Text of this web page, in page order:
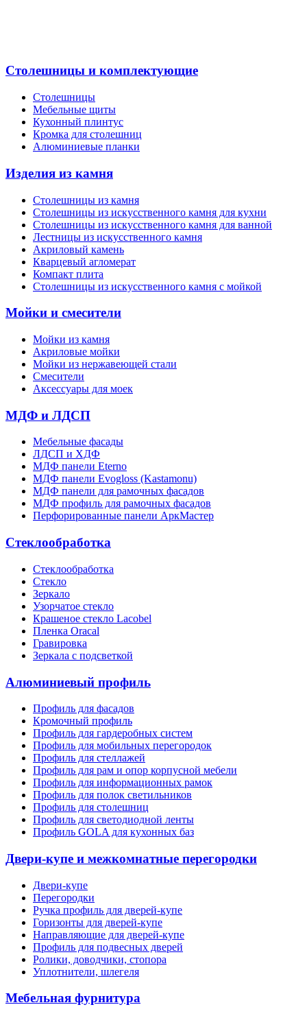
Столешницы и комплектующие
Столешницы
Мебельные щиты
Кухонный плинтус
Кромка для столешниц
Алюминиевые планки
Изделия из камня
Столешницы из камня
Cтолешницы из искусственного камня для кухни
Cтолешницы из искусственного камня для ванной
Лестницы из искусственного камня
Акриловый камень
Кварцевый агломерат
Компакт плита
Столешницы из искусственного камня с мойкой
Мойки и смесители
Мойки из камня
Акриловые мойки
Мойки из нержавеющей стали
Смесители
Аксессуары для моек
МДФ и ЛДСП
Мебельные фасады
ЛДСП и ХДФ
МДФ панели Eterno
МДФ панели Evogloss (Kastamonu)
МДФ панели для рамочных фасадов
МДФ профиль для рамочных фасадов
Перфорированные панели АркМастер
Стеклообработка
Стеклообработка
Стекло
Зеркало
Узорчатое стекло
Крашеное стекло Lacobel
Пленка Oracal
Гравировка
Зеркала с подсветкой
Алюминиевый профиль
Профиль для фасадов
Кромочный профиль
Профиль для гардеробных систем
Профиль для мобильных перегородок
Профиль для стеллажей
Профиль для рам и опор корпусной мебели
Профиль для информационных рамок
Профиль для полок светильников
Профиль для столешниц
Профиль для светодиодной ленты
Профиль GOLA для кухонных баз
Двери-купе и межкомнатные перегородки
Двери-купе
Перегородки
Ручка профиль для дверей-купе
Горизонты для дверей-купе
Направляющие для дверей-купе
Профиль для подвесных дверей
Ролики, доводчики, стопора
Уплотнители, шлегеля
Мебельная фурнитура